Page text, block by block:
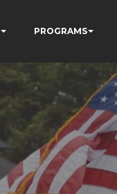
PROGRAMS